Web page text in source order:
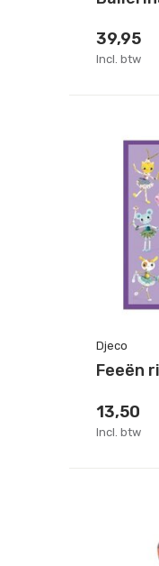
39,95
Incl. btw
Djeco
Feeën
13,50
Incl. btw